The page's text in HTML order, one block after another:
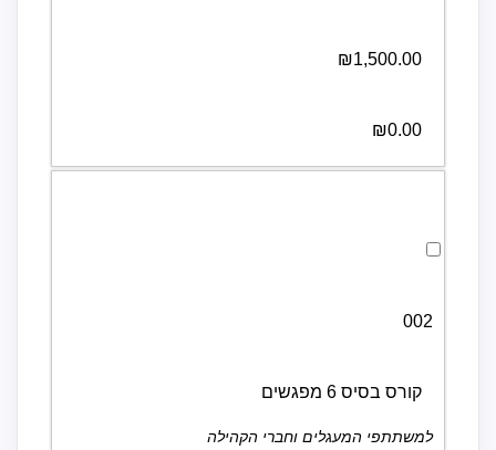
₪1,500.00
₪0.00
לבחירת קורס בסיס 6 מפגשים לחצו כאן
002
קורס בסיס 6 מפגשים
למשתתפי המעגלים וחברי הקהילה